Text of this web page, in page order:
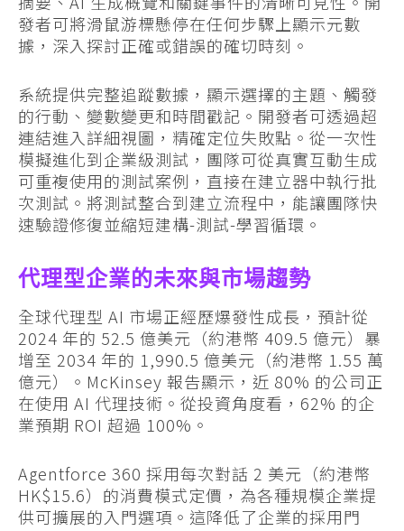
發者可將滑鼠游標懸停在任何步驟上顯示元數
據，深入探討正確或錯誤的確切時刻。
系統提供完整追蹤數據，顯示選擇的主題、觸發
的行動、變數變更和時間戳記。開發者可透過超
連結進入詳細視圖，精確定位失敗點。從一次性
模擬進化到企業級測試，團隊可從真實互動生成
可重複使用的測試案例，直接在建立器中執行批
次測試。將測試整合到建立流程中，能讓團隊快
速驗證修復並縮短建構-測試-學習循環。
代理型企業的未來與市場趨勢
全球代理型 AI 市場正經歷爆發性成長，預計從
2024 年的 52.5 億美元（約港幣 409.5 億元）暴
增至 2034 年的 1,990.5 億美元（約港幣 1.55 萬
億元）。McKinsey 報告顯示，近 80% 的公司正
在使用 AI 代理技術。從投資角度看，62% 的企
業預期 ROI 超過 100%。
Agentforce 360 採用每次對話 2 美元（約港幣
HK$15.6）的消費模式定價，為各種規模企業提
供可擴展的入門選項。這降低了企業的採用門